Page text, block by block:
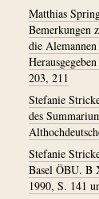
Matthias
Bemerkungen
die
203, 211
Stefanie
des
Stefanie
Basel ÖBU. B
1990, S. 141